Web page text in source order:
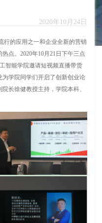
2020年10月24日
行的应用之一和企业全新的营销
点。2020年10月21日下午三点
智能学院邀请短视频直播带货
学院同学们开启了创新创业论
长徐健教授主持，学院本科、